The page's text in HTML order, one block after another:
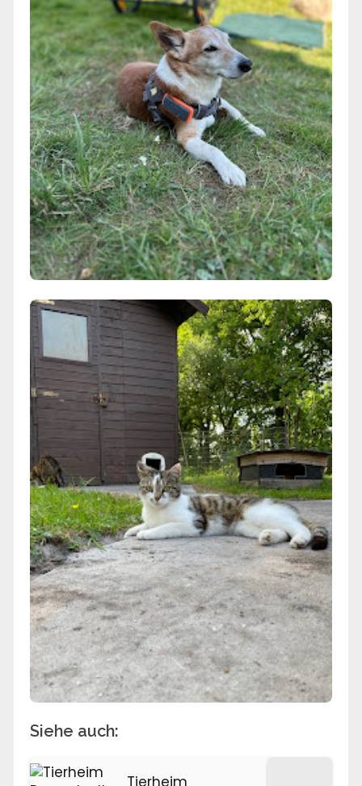
Siehe auch:
Tierheim